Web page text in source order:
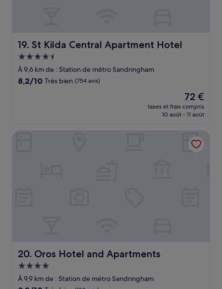
19. St Kilda Central Apartment Hotel
St Kilda Central Apartment Hotel
Hébergement
4.5 étoiles
À 9,6 km de : Station de métro Sandringham
8.2
8,2/10 Très bien (754 avis)
Le
nouveau
prix
de
72 €
72 €
taxes et frais compris
10 août - 11 août
20. Oros Hotel and Apartments
Oros Hotel and Apartments
Hébergement
4.0 étoiles
À 9,9 km de : Station de métro Sandringham